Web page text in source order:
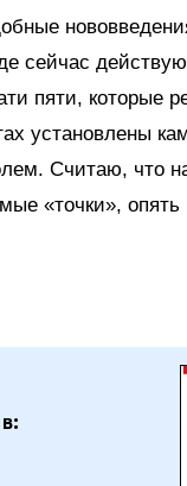
сейчас
пяти, которые
установлены
Считаю, что
«точки»,